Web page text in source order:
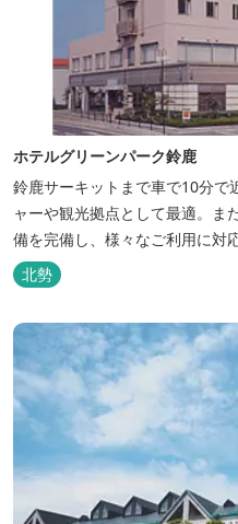
ホテルグリーンパーク鈴鹿
鈴鹿サーキットまで車で10分で
ャーや観光拠点として最適。ま
備を完備し、様々なご利用に対
ランみやびを併設。
北勢